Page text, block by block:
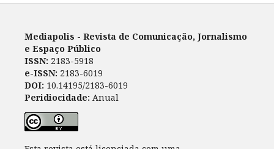
Mediapolis - Revista de Comunicação, Jornalismo
e Espaço Público
ISSN: 2183-5918
e-ISSN: 2183-6019
DOI: 10.14195/2183-6019
Peridiocidade: Anual